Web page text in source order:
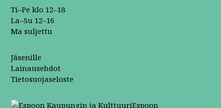
Ti–Pe klo 12–18
La–Su 12–16
Ma suljettu
Jäsenille
Lainausehdot
Tietosuojaseloste